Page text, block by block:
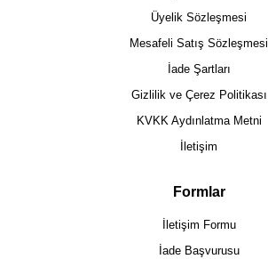
Üyelik Sözleşmesi
Mesafeli Satış Sözleşmesi
İade Şartları
Gizlilik ve Çerez Politikası
KVKK Aydınlatma Metni
İletişim
Formlar
İletişim Formu
İade Başvurusu